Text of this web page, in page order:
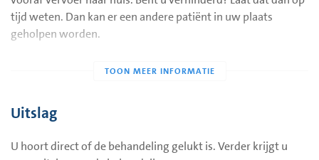
tijd weten. Dan kan er een andere patiënt in uw plaats
geholpen worden.
Uitslag
U hoort direct of de behandeling gelukt is. Verder krijgt u